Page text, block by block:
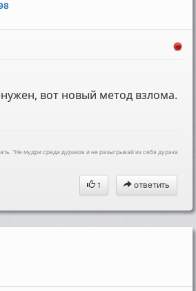
вот новый метод взлома.
"Не мудри среди дураков и не разыгрывай из себя дурака
1 ответить